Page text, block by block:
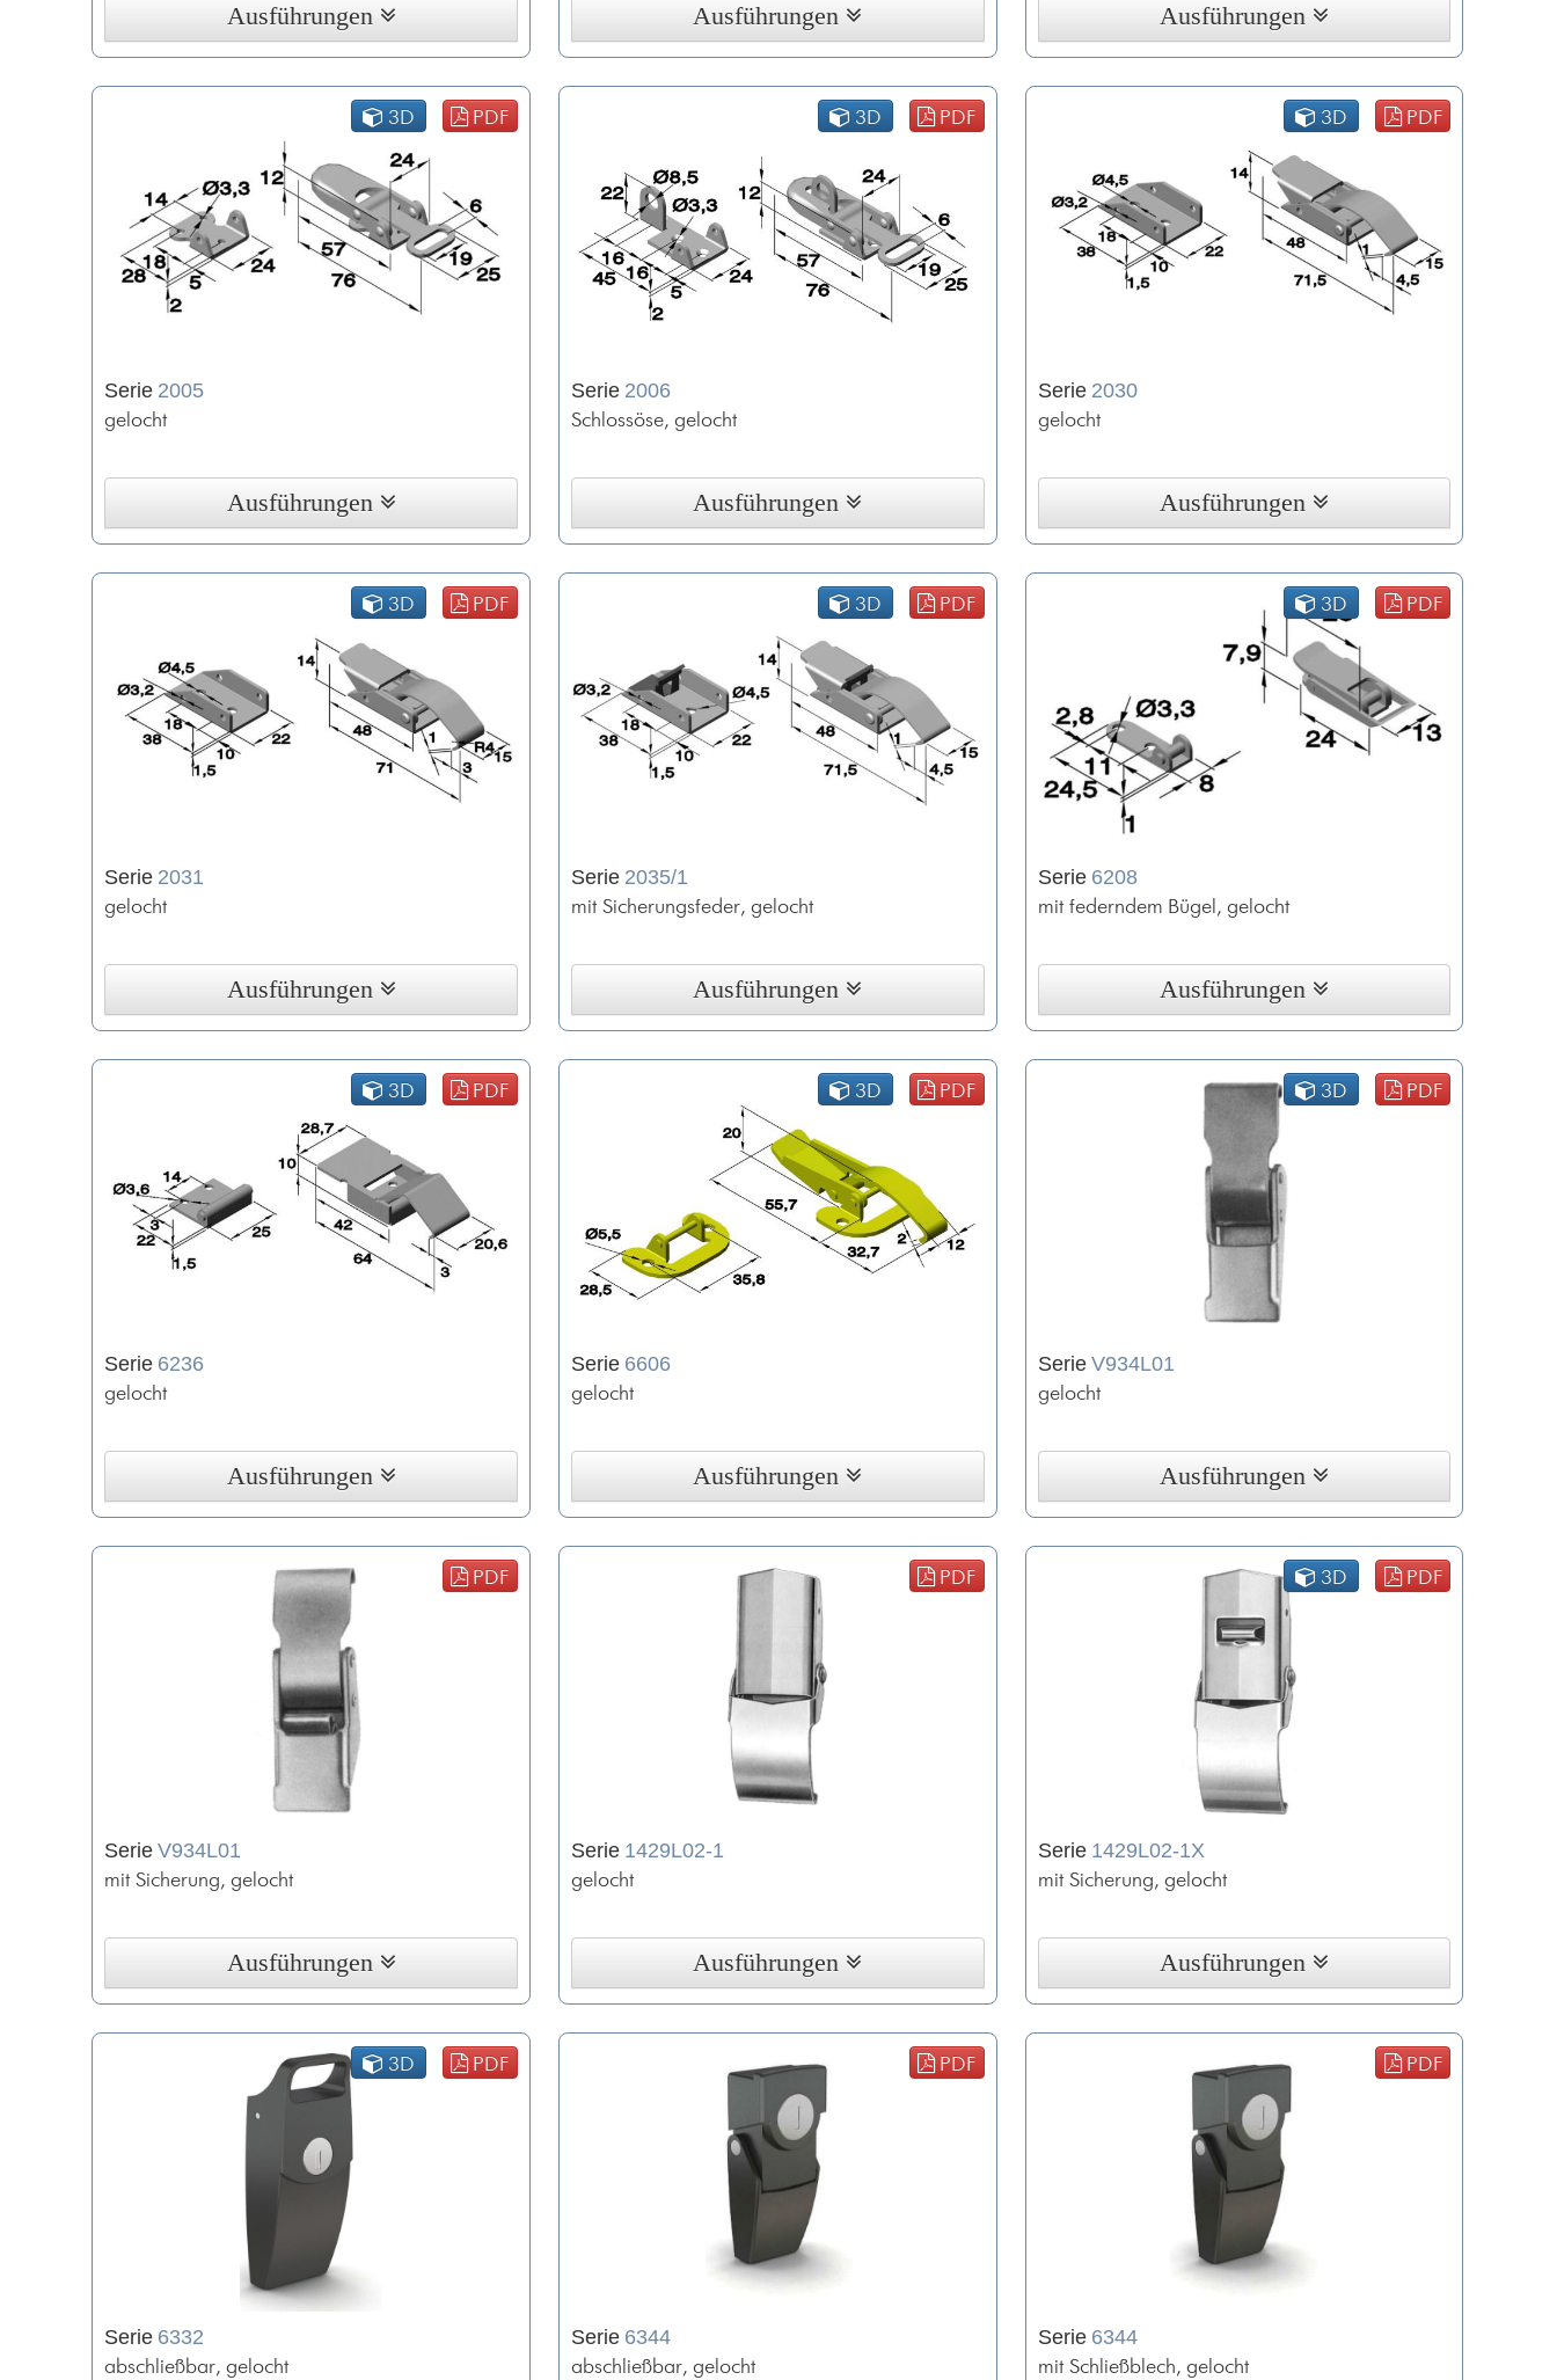
Ausführungen Ausführungen Ausführungen
3D PDF
Serie 2005
gelocht
Ausführungen
3D PDF
Serie 2006
Schlossöse, gelocht
Ausführungen
3D PDF
Serie 2030
gelocht
Ausführungen
3D PDF
Serie 2031
gelocht
Ausführungen
3D PDF
Serie 2035/1
mit Sicherungsfeder, gelocht
Ausführungen
3D PDF
Serie 6208
mit federndem Bügel, gelocht
Ausführungen
3D PDF
Serie 6236
gelocht
Ausführungen
3D PDF
Serie 6606
gelocht
Ausführungen
3D PDF
Serie V934L01
gelocht
Ausführungen
PDF
Serie V934L01
mit Sicherung, gelocht
Ausführungen
PDF
Serie 1429L02-1
gelocht
Ausführungen
3D PDF
Serie 1429L02-1X
mit Sicherung, gelocht
Ausführungen
3D PDF
Serie 6332
abschließbar, gelocht
PDF
Serie 6344
abschließbar, gelocht
PDF
Serie 6344
mit Schließblech, gelocht